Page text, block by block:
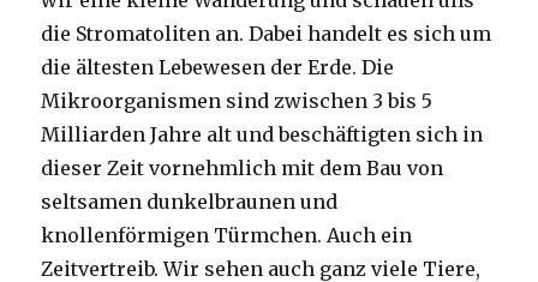
die Stromatoliten an. Dabei handelt es sich um
die ältesten Lebewesen der Erde. Die
Mikroorganismen sind zwischen 3 bis 5
Milliarden Jahre alt und beschäftigten sich in
dieser Zeit vornehmlich mit dem Bau von
seltsamen dunkelbraunen und
knollenförmigen Türmchen. Auch ein
Zeitvertreib. Wir sehen auch ganz viele Tiere,